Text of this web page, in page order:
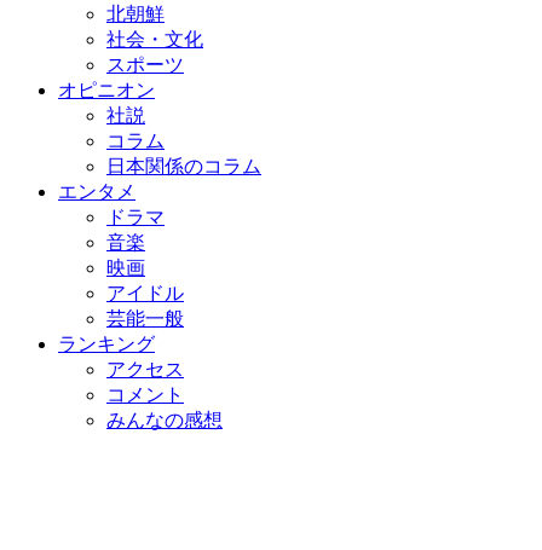
北朝鮮
社会・文化
スポーツ
オピニオン
社説
コラム
日本関係のコラム
エンタメ
ドラマ
音楽
映画
アイドル
芸能一般
ランキング
アクセス
コメント
みんなの感想